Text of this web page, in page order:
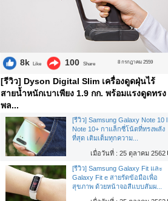
8k Like 100 Share 8 กรกฎาคม 2559
[รีวิว] Dyson Digital Slim เครื่องดูดฝุ่นไร้
สายน้ำหนักเบาเพียง 1.9 กก. พร้อมแรงดูดทรง
พล...
[รีวิว] Samsung Galaxy Note 10 l
Note 10+ กาแล็กซี่โน้ตที่ทรงพลัง
ที่สุด เติมเต็มทุกความ...
เมื่อวันที่ : 25 ตุลาคม 2562
[รีวิว] Samsung Galaxy Fit และ
Galaxy Fit e สายรัดข้อมือเพื่อ
สุขภาพ ด้วยหน้าจอสีแบบสัมผ...